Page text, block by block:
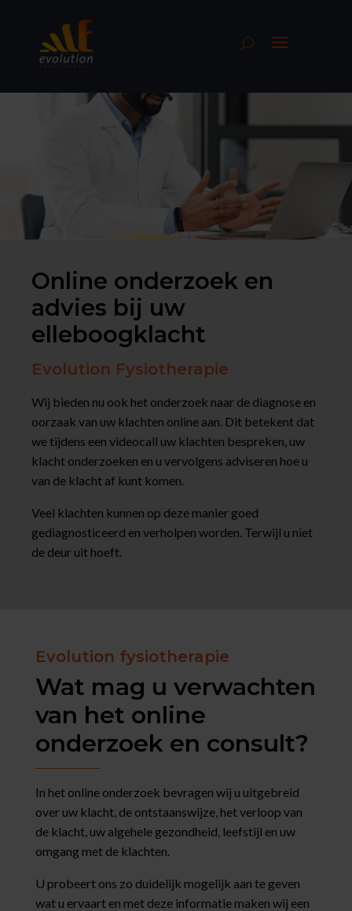
Online onderzoek en
advies bij uw
elleboogklacht
Evolution Fysiotherapie
Wij bieden nu ook het onderzoek naar de diagnose en
oorzaak van uw klachten online aan. Dit betekent dat
we tijdens een videocall uw klachten bespreken, uw
klacht onderzoeken en u vervolgens adviseren hoe u
van de klacht af kunt komen.
Veel klachten kunnen op deze manier goed
gediagnosticeerd en verholpen worden. Terwijl u niet
de deur uit hoeft.
Evolution fysiotherapie
Wat mag u verwachten
van het online
onderzoek en consult?
In het online onderzoek bevragen wij u uitgebreid
over uw klacht, de ontstaanswijze, het verloop van
de klacht, uw algehele gezondheid, leefstijl en uw
omgang met de klachten.
U probeert ons zo duidelijk mogelijk aan te geven
wat u ervaart en met deze informatie maken wij een